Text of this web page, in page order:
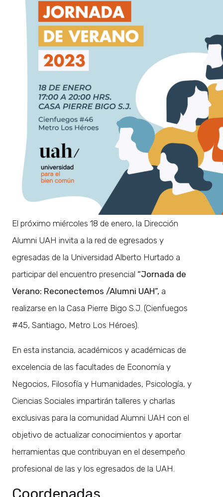
El próximo miércoles 18 de enero, la Dirección
Alumni UAH invita a la red de egresados y
egresadas de la Universidad Alberto Hurtado a
participar del encuentro presencial “Jornada de
Verano: Reconectemos /Alumni UAH”, a
realizarse en la Casa Pierre Bigo S.J. (Cienfuegos
#45, Santiago, Metro Los Héroes).
En esta instancia, académicos y académicas de
excelencia de las facultades de Economía y
Negocios, Filosofía y Humanidades, Psicología, y
Ciencias Sociales impartirán talleres y charlas
exclusivas para la comunidad Alumni UAH con el
objetivo de actualizar conocimientos y aportar
herramientas que contribuyan en el desempeño
profesional de las y los egresados de la UAH.
Coordenadas